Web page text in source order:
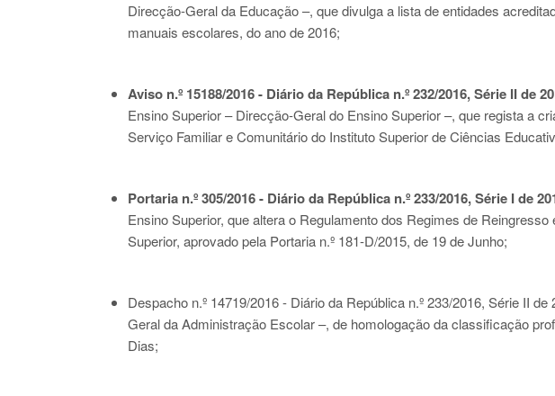
Direcção-Geral da Educação –, que divulga a lista de entidades
manuais escolares, do ano de 2016;
Aviso n.º 15188/2016 - Diário da República n.º 232/2016, Série II de
Ensino Superior – Direcção-Geral do Ensino Superior –, que regista a
Serviço Familiar e Comunitário do Instituto Superior de Ciências
Portaria n.º 305/2016 - Diário da República n.º 233/2016, Série I de
Ensino Superior, que altera o Regulamento dos Regimes de
Superior, aprovado pela Portaria n.º 181-D/2015, de 19 de Junho;
Despacho n.º 14719/2016 - Diário da República n.º 233/2016, Série II de
Geral da Administração Escolar –, de homologação da classificação
Dias;